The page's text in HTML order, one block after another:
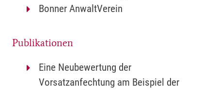
Bonner AnwaltVerein
Publikationen
Eine Neubewertung der
Vorsatzanfechtung am Beispiel der